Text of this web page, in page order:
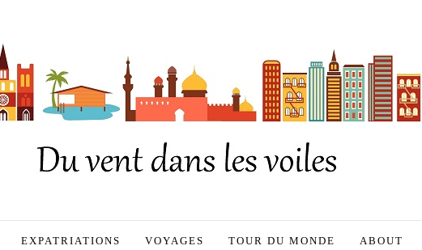
EXPATRIATIONS VOYAGES TOUR DU MONDE ABOUT